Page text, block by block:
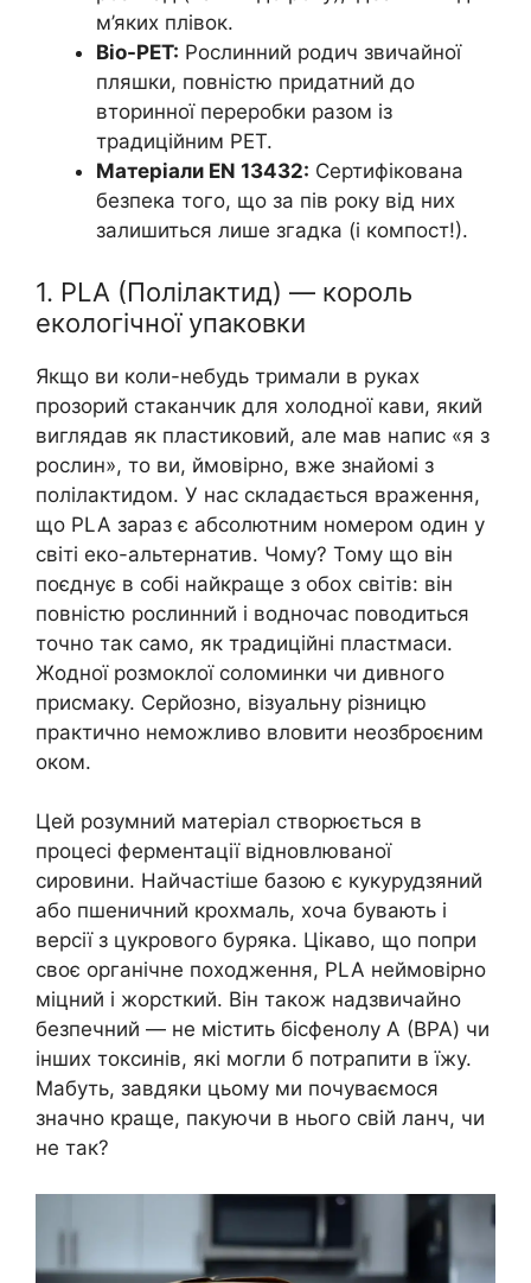
м’яких плівок.
Bio-PET: Рослинний родич звичайної
пляшки, повністю придатний до
вторинної переробки разом із
традиційним PET.
Матеріали EN 13432: Сертифікована
безпека того, що за пів року від них
залишиться лише згадка (і компост!).
1. PLA (Полілактид) — король
екологічної упаковки
Якщо ви коли-небудь тримали в руках
прозорий стаканчик для холодної кави, який
виглядав як пластиковий, але мав напис «я з
рослин», то ви, ймовірно, вже знайомі з
полілактидом. У нас складається враження,
що PLA зараз є абсолютним номером один у
світі еко-альтернатив. Чому? Тому що він
поєднує в собі найкраще з обох світів: він
повністю рослинний і водночас поводиться
точно так само, як традиційні пластмаси.
Жодної розмоклої соломинки чи дивного
присмаку. Серйозно, візуальну різницю
практично неможливо вловити неозброєним
оком.
Цей розумний матеріал створюється в
процесі ферментації відновлюваної
сировини. Найчастіше базою є кукурудзяний
або пшеничний крохмаль, хоча бувають і
версії з цукрового буряка. Цікаво, що попри
своє органічне походження, PLA неймовірно
міцний і жорсткий. Він також надзвичайно
безпечний — не містить бісфенолу А (BPA) чи
інших токсинів, які могли б потрапити в їжу.
Мабуть, завдяки цьому ми почуваємося
значно краще, пакуючи в нього свій ланч, чи
не так?